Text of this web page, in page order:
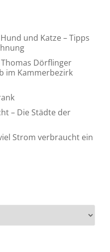
und Katze – Tipps
Dörflinger
im Kammerbezirk
– Die Städte der
Strom verbraucht ein